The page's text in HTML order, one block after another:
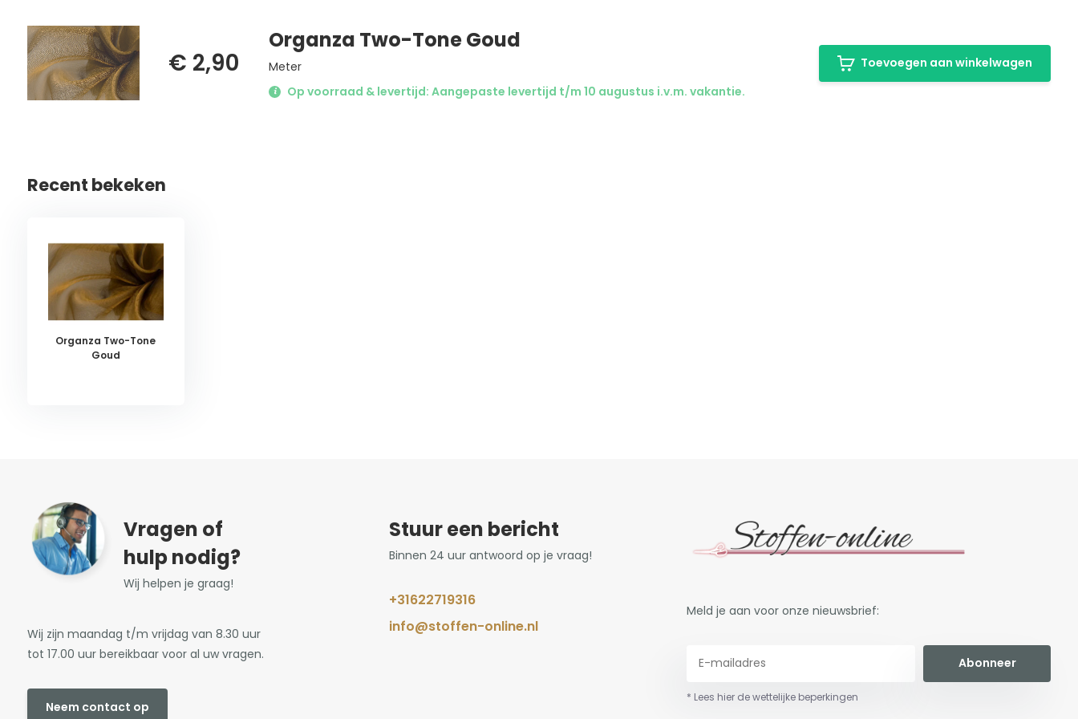
€ 2,90
Organza Two-Tone Goud
Meter
Op voorraad & levertijd: Aangepaste levertijd t/m 10 augustus i.v.m. vakantie.
Toevoegen aan winkelwagen
Recent bekeken
Organza Two-Tone
Goud
Vragen of
hulp nodig?
Wij helpen je graag!
Wij zijn maandag t/m vrijdag van 8.30 uur
tot 17.00 uur bereikbaar voor al uw vragen.
Neem contact op
Stuur een bericht
Binnen 24 uur antwoord op je vraag!
+31622719316
info@stoffen-online.nl
Meld je aan voor onze nieuwsbrief:
Abonneer
* Lees hier de wettelijke beperkingen